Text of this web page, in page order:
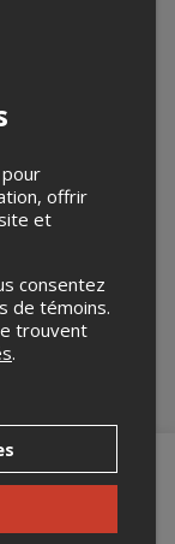
De Blainville
en ligne et la vente
veuillez
, à
pas un
offrir
et
consentez
de témoins.
trouvent
.